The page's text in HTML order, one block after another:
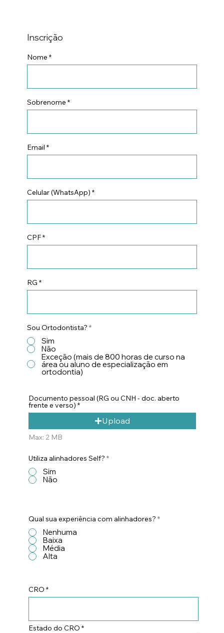
Inscrição
Nome
Sobrenome
Email
Celular (WhatsApp)
CPF
RG
Documento pessoal (RG ou CNH - doc. aberto
frente e verso)
Upload
Max: 2 MB
Sou Ortodontista? *
Sim
Não
Exceção (mais de 800 horas de curso na
área ou aluno de especialização em
ortodontia)
Utiliza alinhadores Self? *
Sim
Não
Qual sua experiência com alinhadores? *
Nenhuma
Baixa
Média
Alta
CRO
Estado do CRO